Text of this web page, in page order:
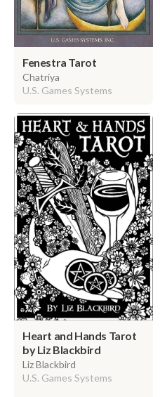
Fenestra Tarot
Chatriya
U.S. Games Systems
Heart and Hands Tarot
by Liz Blackbird
Liz Blackbird
U.S. Games Systems